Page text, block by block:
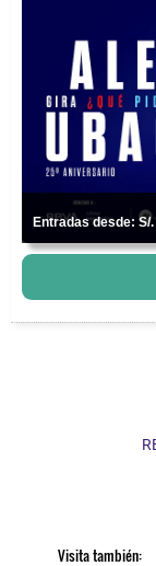
Entradas desde: S/
Visita también: